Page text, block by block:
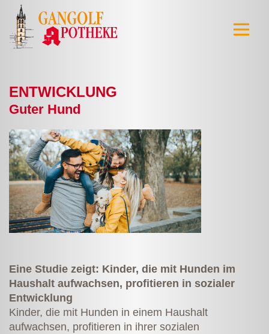
ENTWICKLUNG
Guter Hund
Eine Studie zeigt: Kinder, die mit Hunden im
Haushalt aufwachsen, profitieren in sozialer
Entwicklung
Kinder, die mit Hunden in einem Haushalt
aufwachsen, profitieren in ihrer sozialen